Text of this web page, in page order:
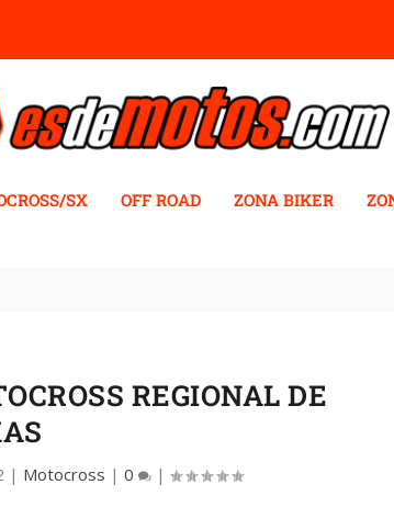
SX OFF ROAD ZONA BIKER
REGIONAL DE
| Motocross |0 |